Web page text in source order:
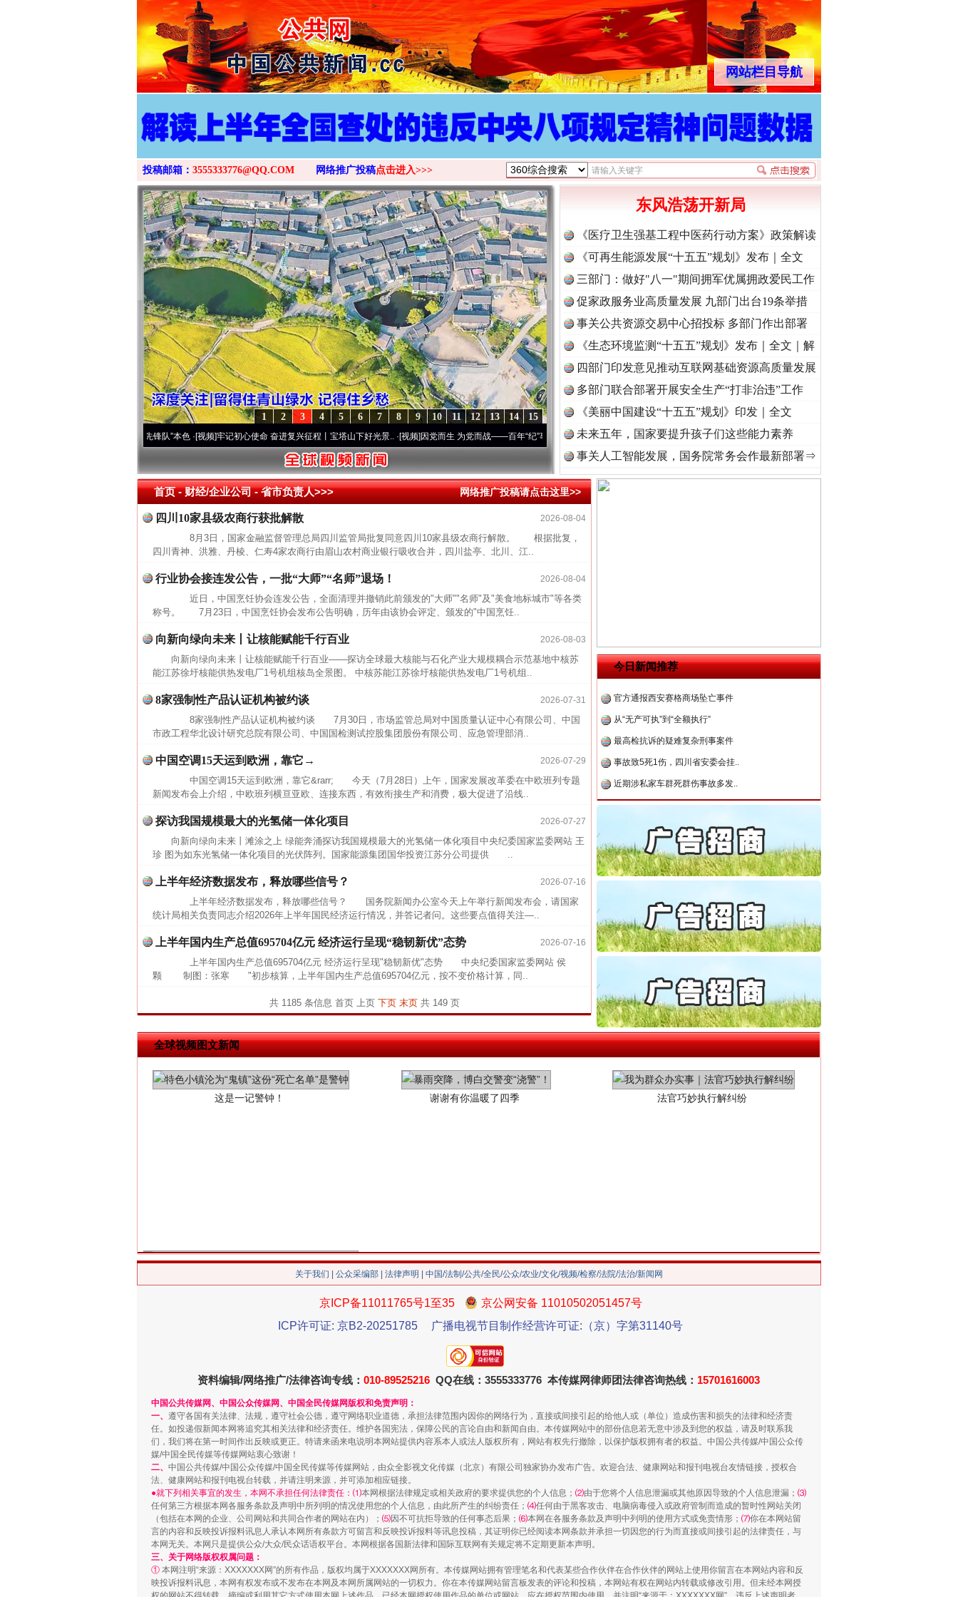
>
网站栏目导航
投稿邮箱： 3555333776@QQ.COM 网络推广投稿点击进入>>>
15
14
13
12
11
10
9
8
7
6
5
4
3
2
1
永葆“两个先锋队”本色·[视频]牢记初心使命 奋进复兴征程丨宝塔山下好光景..·[视频]因党而生 为党而战——百年“纪”事⑧加强纪律..·[视频]牢记初心使命 奋进复兴征程丨“转折之城”激荡.. ·[视频]
东风浩荡开新局
《医疗卫生强基工程中医药行动方案》政策解读
《可再生能源发展“十五五”规划》发布｜全文
三部门：做好"八一"期间拥军优属拥政爱民工作
促家政服务业高质量发展 九部门出台19条举措
事关公共资源交易中心招投标 多部门作出部署
《生态环境监测“十五五”规划》发布｜全文｜解
读
四部门印发意见推动互联网基础资源高质量发展
多部门联合部署开展安全生产“打非治违”工作
《美丽中国建设“十五五”规划》印发｜全文
未来五年，国家要提升孩子们这些能力素养
事关人工智能发展，国务院常务会作最新部署⇒
首页- 财经/企业公司 -省市负责人>>> 网络推广投稿请点击这里>>
2026-08-04
四川10家县级农商行获批解散
8月3日，国家金融监督管理总局四川监管局批复同意四川10家县级农商行解散。 根据批复，
四川青神、洪雅、丹棱、仁寿4家农商行由眉山农村商业银行吸收合并，四川盐亭、北川、江..
2026-08-04
行业协会接连发公告，一批“大师”“名师”退场！
近日，中国烹饪协会连发公告，全面清理并撤销此前颁发的"大师""名师"及"美食地标城市"等各类
称号。 7月23日，中国烹饪协会发布公告明确，历年由该协会评定、颁发的"中国烹饪..
2026-08-03
向新向绿向未来丨让核能赋能千行百业
向新向绿向未来丨让核能赋能千行百业——探访全球最大核能与石化产业大规模耦合示范基地中核苏
能江苏徐圩核能供热发电厂1号机组核岛全景图。 中核苏能江苏徐圩核能供热发电厂1号机组..
2026-07-31
8家强制性产品认证机构被约谈
8家强制性产品认证机构被约谈 7月30日，市场监管总局对中国质量认证中心有限公司、中国
市政工程华北设计研究总院有限公司、中国国检测试控股集团股份有限公司、应急管理部消..
2026-07-29
中国空调15天运到欧洲，靠它→
中国空调15天运到欧洲，靠它&rarr; 今天（7月28日）上午，国家发展改革委在中欧班列专题
新闻发布会上介绍，中欧班列横亘亚欧、连接东西，有效衔接生产和消费，极大促进了沿线..
2026-07-27
探访我国规模最大的光氢储一体化项目
向新向绿向未来丨滩涂之上 绿能奔涌探访我国规模最大的光氢储一体化项目中央纪委国家监委网站 王
珍 图为如东光氢储一体化项目的光伏阵列。国家能源集团国华投资江苏分公司提供 ..
2026-07-16
上半年经济数据发布，释放哪些信号？
上半年经济数据发布，释放哪些信号？ 国务院新闻办公室今天上午举行新闻发布会，请国家
统计局相关负责同志介绍2026年上半年国民经济运行情况，并答记者问。这些要点值得关注—..
2026-07-16
上半年国内生产总值695704亿元 经济运行呈现“稳韧新优”态势
上半年国内生产总值695704亿元 经济运行呈现"稳韧新优"态势 中央纪委国家监委网站 侯
颗 制图：张寒 "初步核算，上半年国内生产总值695704亿元，按不变价格计算，同..
共 1185 条信息 首页 上页 下页 末页共 149 页
今日新闻推荐
中国发起首例对外贸易国家安全..
官方通报西安赛格商场坠亡事件
从“无产可执”到“全额执行”
最高检抗诉的疑难复杂刑事案件
事故致5死1伤，四川省安委会挂..
近期涉私家车群死群伤事故多发..
半生相守，一别两宽：这场老年..
26万保费，离婚时为何要分走一..
杨天誉，不得录用为公务员
传销头目出狱后办书院暴力管教..
中方对6家美国实体采取反制措..
中国发起首例对外贸易国家安全..
官方通报西安赛格商场坠亡事件
从“无产可执”到“全额执行”
最高检抗诉的疑难复杂刑事案件
事故致5死1伤，四川省安委会挂..
全球视频图文新闻
网上购药对药下症？
茶叶“炒上天”
“神药”背后的真相
这是一记警钟！ 谢谢有你温暖了四季 法官巧妙执行解纠纷
习近平的博鳌关键词
魏明亮严重违纪违法案透视
千亩耕地变“别墅”
关于我们 公众采编部 法律声明 | 中国/法制/公共/全民/公众/农业/文化/视频/检察/法院/法治/新闻网
京ICP备11011765号1至35
京公网安备 11010502051457号
ICP许可证: 京B2-20251785
广播电视节目制作经营许可证:（京）字第31140号
资料编辑/网络推广/法律咨询专线： 010-89525216 QQ在线：3555333776 本传媒网律师团法律咨询热线： 15701616003
中国公共传媒网、中国公众传媒网、中国全民传媒网版权和免责声明：
一、 遵守各国有关法律、法规，遵守社会公德，遵守网络职业道德，承担法律范围内因你的网络行为，直接或间接引起的给他人或（单位）造成伤害和损失的法律和经济责
任。如投递假新闻本网将追究其相关法律和经济责任。维护各国宪法，保障公民的言论自由和新闻自由。本传媒网站中的部份信息若无意中涉及到您的权益，请及时联系我
们，我们将在第一时间作出反映或更正。特请来函来电说明本网站提供内容系本人或法人版权所有，网站有权先行撤除，以保护版权拥有者的权益。中国公共传媒/中国公众传
媒/中国全民传媒等传媒网站衷心致谢！
二、 中国公共传媒/中国公众传媒/中国全民传媒等传媒网站，由众全影视文化传媒（北京）有限公司独家协办发布广告。欢迎合法、健康网站和报刊电视台友情链接，授权合
法、健康网站和报刊电视台转载，并请注明来源，并可添加相应链接。
●就下列相关事宜的发生，本网不承担任何法律责任：⑴本网根据法律规定或相关政府的要求提供您的个人信息； ⑵由于您将个人信息泄漏或其他原因导致的个人信息泄漏； ⑶
任何第三方根据本网各服务条款及声明中所列明的情况使用您的个人信息，由此所产生的纠纷责任； ⑷任何由于黑客攻击、电脑病毒侵入或政府管制而造成的暂时性网站关闭
（包括在本网的企业、公司网站和共同合作者的网站在内）； ⑸因不可抗拒导致的任何事态后果； ⑹本网在各服务条款及声明中列明的使用方式或免责情形； ⑺你在本网站留
言的内容和反映投诉报料讯息人承认本网所有条款方可留言和反映投诉报料等讯息投稿，其证明你已经阅读本网条款并承担一切因您的行为而直接或间接引起的法律责任，与
本网无关。本网只是提供公众/大众/民众话语权平台。本网根据各国新法律和国际互联网有关规定将不定期更新本声明。
三、关于网络版权权属问题：
① 本网注明“来源：XXXXXXX网”的所有作品，版权均属于XXXXXXX网所有。本传媒网站拥有管理笔名和代表某些合作伙伴在合作伙伴的网站上使用你留言在本网站内容和反
映投诉报料讯息，本网有权发布或不发布在本网及本网所属网站的一切权力。你在本传媒网站留言板发表的评论和投稿，本网站有权在网站内转载或修改引用。但未经本网授